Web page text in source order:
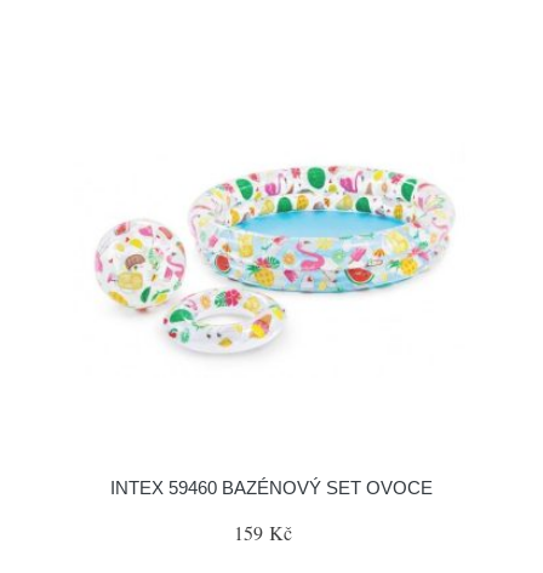
INTEX 59460 BAZÉNOVÝ SET OVOCE
159 Kč